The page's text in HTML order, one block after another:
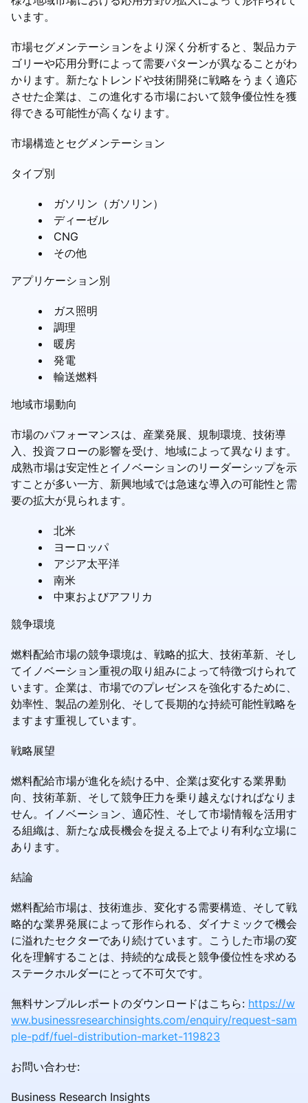
います。
市場セグメンテーションをより深く分析すると、製品カテ
ゴリーや応用分野によって需要パターンが異なることがわ
かります。新たなトレンドや技術開発に戦略をうまく適応
させた企業は、この進化する市場において競争優位性を獲
得できる可能性が高くなります。
市場構造とセグメンテーション
タイプ別
ガソリン（ガソリン）
ディーゼル
CNG
その他
アプリケーション別
ガス照明
調理
暖房
発電
輸送燃料
地域市場動向
市場のパフォーマンスは、産業発展、規制環境、技術導
入、投資フローの影響を受け、地域によって異なります。
成熟市場は安定性とイノベーションのリーダーシップを示
すことが多い一方、新興地域では急速な導入の可能性と需
要の拡大が見られます。
北米
ヨーロッパ
アジア太平洋
南米
中東およびアフリカ
競争環境
燃料配給市場の競争環境は、戦略的拡大、技術革新、そし
てイノベーション重視の取り組みによって特徴づけられて
います。企業は、市場でのプレゼンスを強化するために、
効率性、製品の差別化、そして長期的な持続可能性戦略を
ますます重視しています。
戦略展望
燃料配給市場が進化を続ける中、企業は変化する業界動
向、技術革新、そして競争圧力を乗り越えなければなりま
せん。イノベーション、適応性、そして市場情報を活用す
る組織は、新たな成長機会を捉える上でより有利な立場に
あります。
結論
燃料配給市場は、技術進歩、変化する需要構造、そして戦
略的な業界発展によって形作られる、ダイナミックで機会
に溢れたセクターであり続けています。こうした市場の変
化を理解することは、持続的な成長と競争優位性を求める
ステークホルダーにとって不可欠です。
無料サンプルレポートのダウンロードはこちら: https://w
ww.businessresearchinsights.com/enquiry/request-sam
ple-pdf/fuel-distribution-market-119823
お問い合わせ:
Business Research Insights